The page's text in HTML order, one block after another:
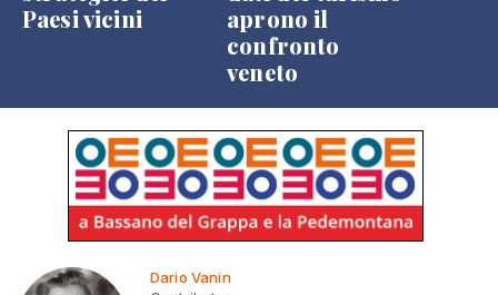
Paesi vicini
aprono il
confronto
veneto
Dario Vanin